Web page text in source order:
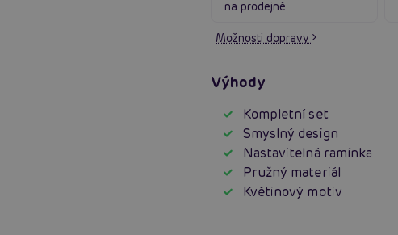
na prodejně
Možnosti dopravy
Výhody
Kompletní set
Smyslný design
Nastavitelná ramínka
Pružný materiál
Květinový motiv